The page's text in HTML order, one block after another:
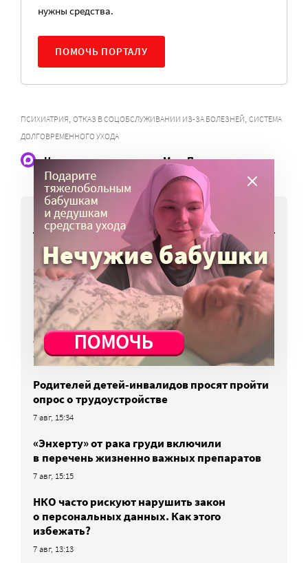
нужны средства.
ПОМОЧЬ ПОРТАЛУ
ПСИХИАТРИЯ, ОТКАЗ В СОЦОБСЛУЖИВАНИИ ИЗ-ЗА БОЛЕЗНЕЙ, СИСТЕМА
ДОЛГОВРЕМЕННОГО УХОДА
Наши статьи и новости в Max. Подпишитесь
НОВОСТИ
Вторая волна клещей ожидается в конце
августа — начале сентября
7 авг, 19:25
Родных, которые могут взять ребенка
из проблемной семьи, предлагают искать
с полицией
7 авг, 17:06
Родителей детей-инвалидов просят пройти
опрос о трудоустройстве
7 авг, 15:34
«Энхерту» от рака груди включили
в перечень жизненно важных препаратов
7 авг, 15:15
НКО часто рискуют нарушить закон
о персональных данных. Как этого
избежать?
7 авг, 13:13